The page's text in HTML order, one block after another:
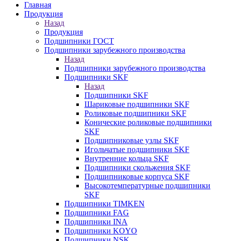
Главная
Продукция
Назад
Продукция
Подшипники ГОСТ
Подшипники зарубежного производства
Назад
Подшипники зарубежного производства
Подшипники SKF
Назад
Подшипники SKF
Шариковые подшипники SKF
Роликовые подшипники SKF
Конические роликовые подшипники
SKF
Подшипниковые узлы SKF
Игольчатые подшипники SKF
Внутренние кольца SKF
Подшипники скольжения SKF
Подшипниковые корпуса SKF
Высокотемпературные подшипники
SKF
Подшипники TIMKEN
Подшипники FAG
Подшипники INA
Подшипники KOYO